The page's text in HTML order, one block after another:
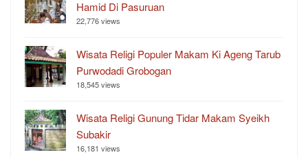
Hamid Di Pasuruan
22,776 views
Wisata Religi Populer Makam Ki Ageng Tarub
Purwodadi Grobogan
18,545 views
Wisata Religi Gunung Tidar Makam Syeikh
Subakir
16,181 views